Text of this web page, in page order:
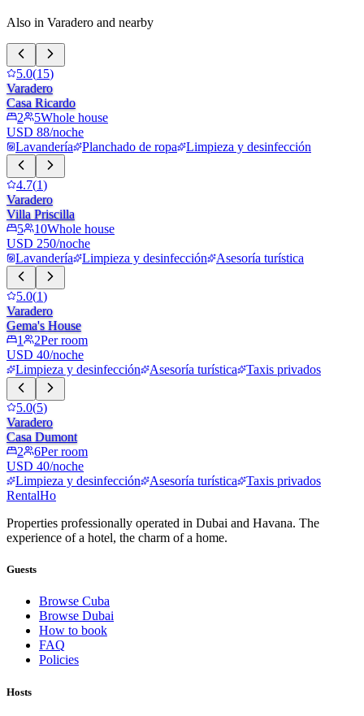
Also in Varadero and nearby
5.0(15)
Varadero
Casa Ricardo
2
5Whole house
USD 88/noche
Lavandería
Planchado de ropa Limpieza y desinfección
4.7(1)
Varadero
Villa Priscilla
5
10Whole house
USD 250/noche
Lavandería
Limpieza y desinfección Asesoría turística
5.0(1)
Varadero
Gema's House
1
2Per room
USD 40/noche
Limpieza y desinfección
Asesoría turística Taxis privados
5.0(5)
Varadero
Casa Dumont
2
6Per room
USD 40/noche
Limpieza y desinfección
Asesoría turística
Taxis privados
RentalHo
Properties professionally operated in Dubai and Havana. The
experience of a hotel, the charm of a home.
Guests
Browse Cuba
Browse Dubai
How to book
FAQ
Policies
Hosts